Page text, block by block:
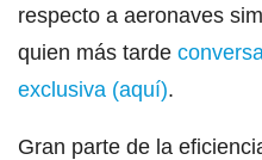
respecto a aeronaves
quien más tarde
exclusiva (aquí).
Gran parte de la